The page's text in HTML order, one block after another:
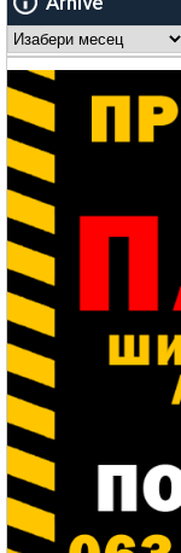
Arhive